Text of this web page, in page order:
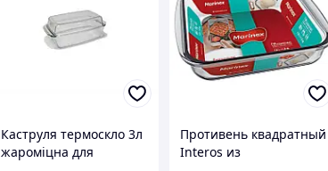
Каструля термоскло 3л
жароміцна для
Противень квадратный
Interos из